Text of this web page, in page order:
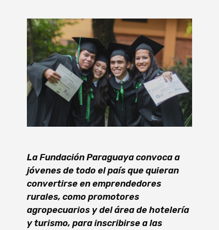
La Fundación Paraguaya convoca a
jóvenes de todo el país que quieran
convertirse en emprendedores
rurales, como promotores
agropecuarios y del área de hotelería
y turismo, para inscribirse a las